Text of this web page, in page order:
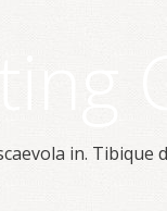
in. Tibique